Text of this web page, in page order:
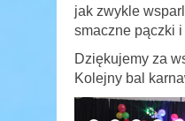
jak zwykle
smaczne pączki i
Dziękujemy za
Kolejny bal